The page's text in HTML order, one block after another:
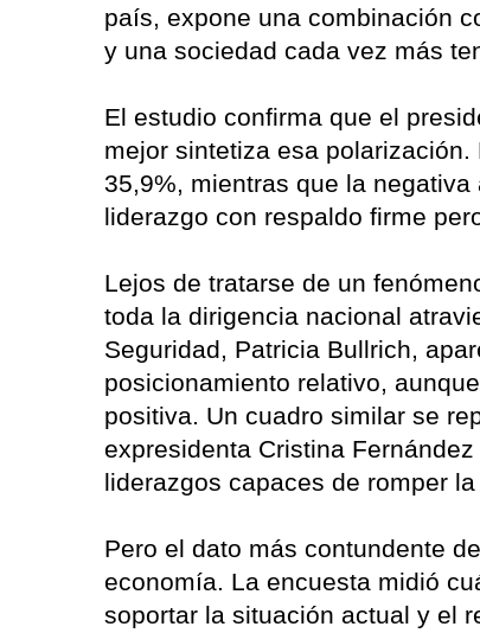
país, expone una combinación
y una sociedad cada vez más
El estudio confirma que el
mejor sintetiza esa
35,9%, mientras que la
liderazgo con respaldo firme
Lejos de tratarse de un
toda la dirigencia nacional
Seguridad, Patricia Bullrich,
posicionamiento relativo,
positiva. Un cuadro similar se
expresidenta Cristina
liderazgos capaces de romper
Pero el dato más contundente
economía. La encuesta midió
soportar la situación actual y el